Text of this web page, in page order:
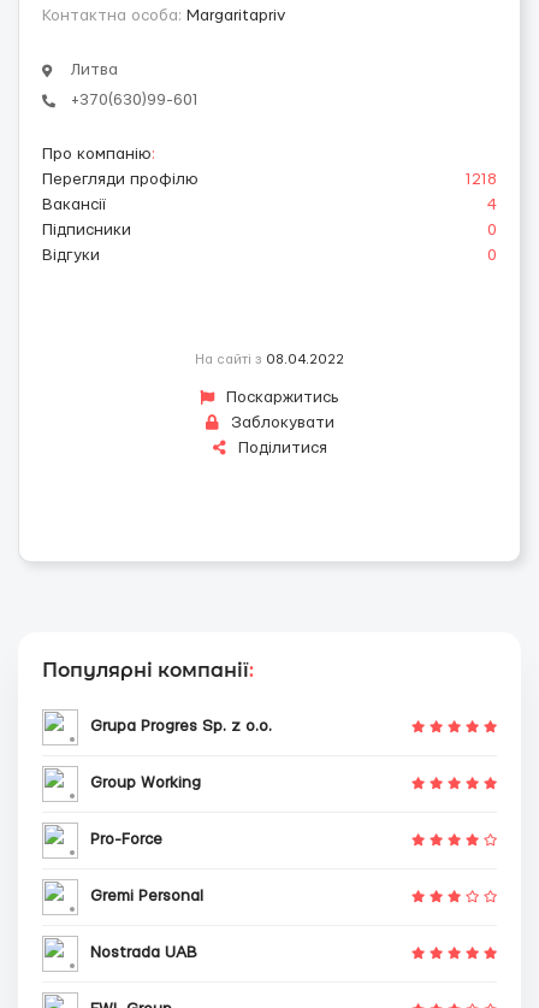
Контактна особа: Margaritapriv
Литва
+370(630)99-601
Про компанію:
Перегляди профілю
1218
Вакансії
4
Підписники
0
Відгуки
0
На сайті з 08.04.2022
Поскаржитись
Заблокувати
Поділитися
Популярні компанії:
Grupa Progres Sp. z o.o.
Group Working
Pro-Force
Gremi Personal
Nostrada UAB